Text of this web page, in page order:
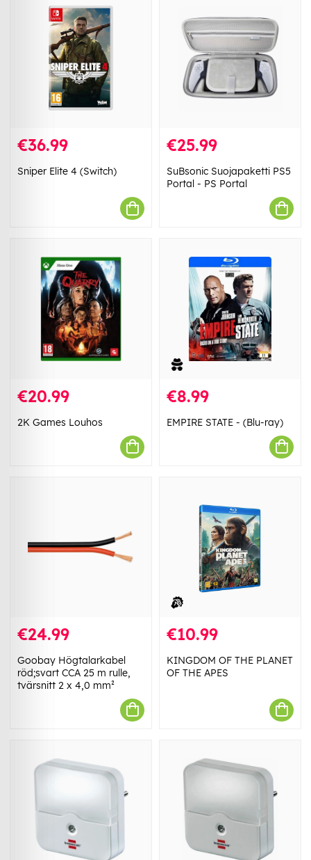
€36.99
Sniper Elite 4 (Switch)
€25.99
SuBsonic Suojapaketti PS5
Portal - PS Portal
€20.99
2K Games Louhos
€8.99
EMPIRE STATE - (Blu-ray)
€24.99
Goobay Högtalarkabel
röd;svart CCA 25 m rulle,
tvärsnitt 2 x 4,0 mm²
€10.99
KINGDOM OF THE PLANET
OF THE APES